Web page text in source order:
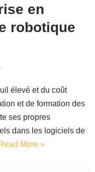
en
robotique
élevé et du coût
et de formation des
ses propres
dans les logiciels de
Read More »